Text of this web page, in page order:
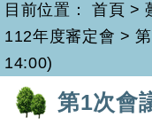
目前位置： 首頁 >
112年度審定會 >
14:00)
第1次會